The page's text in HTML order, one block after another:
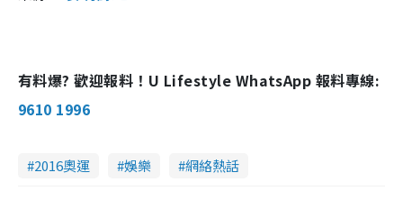
有料爆? 歡迎報料！U Lifestyle WhatsApp 報料專線:
9610 1996
2016奧運 娛樂 網絡熱話